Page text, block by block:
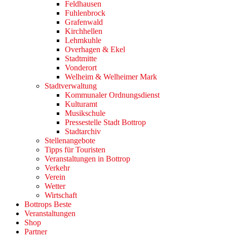
Feldhausen
Fuhlenbrock
Grafenwald
Kirchhellen
Lehmkuhle
Overhagen & Ekel
Stadtmitte
Vonderort
Welheim & Welheimer Mark
Stadtverwaltung
Kommunaler Ordnungsdienst
Kulturamt
Musikschule
Pressestelle Stadt Bottrop
Stadtarchiv
Stellenangebote
Tipps für Touristen
Veranstaltungen in Bottrop
Verkehr
Verein
Wetter
Wirtschaft
Bottrops Beste
Veranstaltungen
Shop
Partner